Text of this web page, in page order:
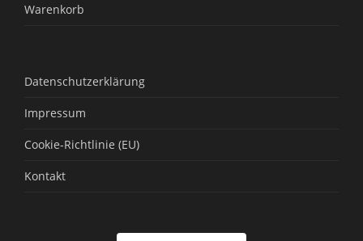
Warenkorb
Datenschutzerklärung
Impressum
Cookie-Richtlinie (EU)
Kontakt